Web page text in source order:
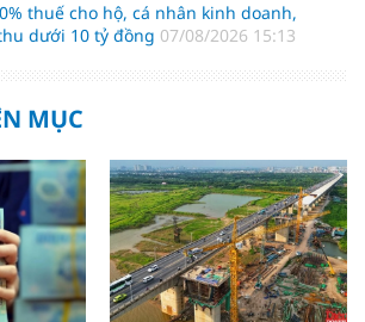
thuế cho hộ, cá nhân kinh doanh,
dưới 10 tỷ đồng 07/08/2026 15:13
MỤC